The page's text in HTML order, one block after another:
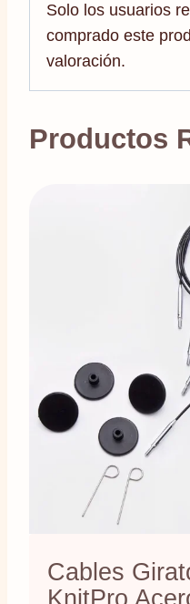
Solo los usuarios
comprado este
valoración.
Productos
Cables